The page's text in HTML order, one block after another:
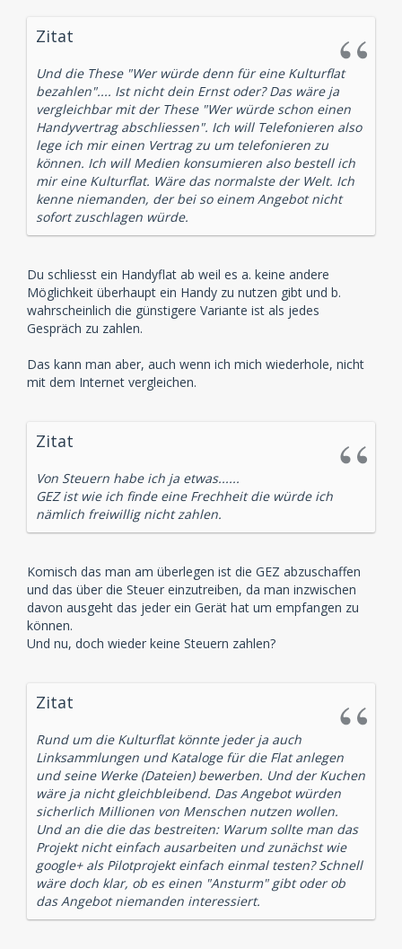
Zitat
Und die These "Wer würde denn für eine Kulturflat
bezahlen".... Ist nicht dein Ernst oder? Das wäre ja
vergleichbar mit der These "Wer würde schon einen
Handyvertrag abschliessen". Ich will Telefonieren also
lege ich mir einen Vertrag zu um telefonieren zu
können. Ich will Medien konsumieren also bestell ich
mir eine Kulturflat. Wäre das normalste der Welt. Ich
kenne niemanden, der bei so einem Angebot nicht
sofort zuschlagen würde.
Du schliesst ein Handyflat ab weil es a. keine andere
Möglichkeit überhaupt ein Handy zu nutzen gibt und b.
wahrscheinlich die günstigere Variante ist als jedes
Gespräch zu zahlen.
Das kann man aber, auch wenn ich mich wiederhole, nicht
mit dem Internet vergleichen.
Zitat
Von Steuern habe ich ja etwas......
GEZ ist wie ich finde eine Frechheit die würde ich
nämlich freiwillig nicht zahlen.
Komisch das man am überlegen ist die GEZ abzuschaffen
und das über die Steuer einzutreiben, da man inzwischen
davon ausgeht das jeder ein Gerät hat um empfangen zu
können.
Und nu, doch wieder keine Steuern zahlen?
Zitat
Rund um die Kulturflat könnte jeder ja auch
Linksammlungen und Kataloge für die Flat anlegen
und seine Werke (Dateien) bewerben. Und der Kuchen
wäre ja nicht gleichbleibend. Das Angebot würden
sicherlich Millionen von Menschen nutzen wollen.
Und an die die das bestreiten: Warum sollte man das
Projekt nicht einfach ausarbeiten und zunächst wie
google+ als Pilotprojekt einfach einmal testen? Schnell
wäre doch klar, ob es einen "Ansturm" gibt oder ob
das Angebot niemanden interessiert.